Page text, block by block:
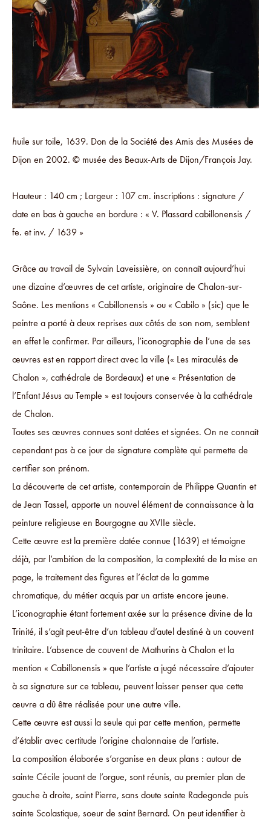
huile sur toile, 1639. Don de la Société des Amis des Musées de
Dijon en 2002. © musée des Beaux-Arts de Dijon/François Jay.
Hauteur : 140 cm ; Largeur : 107 cm. inscriptions : signature /
date en bas à gauche en bordure : « V. Plassard cabillonensis /
fe. et inv. / 1639 »
Grâce au travail de Sylvain Laveissière, on connaît aujourd’hui
une dizaine d’œuvres de cet artiste, originaire de Chalon-sur-
Saône. Les mentions « Cabillonensis » ou « Cabilo » (sic) que le
peintre a porté à deux reprises aux côtés de son nom, semblent
en effet le confirmer. Par ailleurs, l’iconographie de l’une de ses
œuvres est en rapport direct avec la ville (« Les miraculés de
Chalon », cathédrale de Bordeaux) et une « Présentation de
l’Enfant Jésus au Temple » est toujours conservée à la cathédrale
de Chalon.
Toutes ses œuvres connues sont datées et signées. On ne connaît
cependant pas à ce jour de signature complète qui permette de
certifier son prénom.
La découverte de cet artiste, contemporain de Philippe Quantin et
de Jean Tassel, apporte un nouvel élément de connaissance à la
peinture religieuse en Bourgogne au XVIIe siècle.
Cette œuvre est la première datée connue (1639) et témoigne
déjà, par l’ambition de la composition, la complexité de la mise en
page, le traitement des figures et l’éclat de la gamme
chromatique, du métier acquis par un artiste encore jeune.
L’iconographie étant fortement axée sur la présence divine de la
Trinité, il s’agit peut-être d’un tableau d’autel destiné à un couvent
trinitaire. L’absence de couvent de Mathurins à Chalon et la
mention « Cabillonensis » que l’artiste a jugé nécessaire d’ajouter
à sa signature sur ce tableau, peuvent laisser penser que cette
œuvre a dû être réalisée pour une autre ville.
Cette œuvre est aussi la seule qui par cette mention, permette
d’établir avec certitude l’origine chalonnaise de l’artiste.
La composition élaborée s’organise en deux plans : autour de
sainte Cécile jouant de l’orgue, sont réunis, au premier plan de
gauche à droite, saint Pierre, sans doute sainte Radegonde puis
sainte Scolastique, soeur de saint Bernard. On peut identifier à